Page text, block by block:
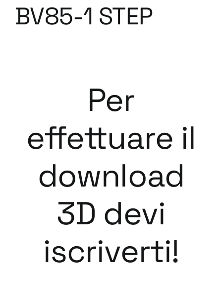
BV85-1 STEP
Per
effettuare il
download
3D devi
iscriverti!